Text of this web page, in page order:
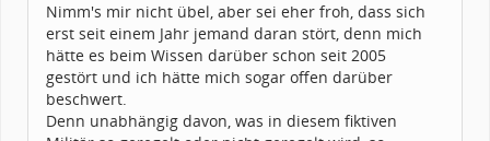
Beiträge:
170
Forenmitglied seit:08 / 2019
Legion-ID:
11813
Squad-Zugehörigkeit: WSQ
Kostüme:
Im Profil...
Nimm's mir nicht übel, aber sei eher froh, dass sich
erst seit einem Jahr jemand daran stört, denn mich
hätte es beim Wissen darüber schon seit 2005
gestört und ich hätte mich sogar offen darüber
beschwert.
Denn unabhängig davon, was in diesem fiktiven